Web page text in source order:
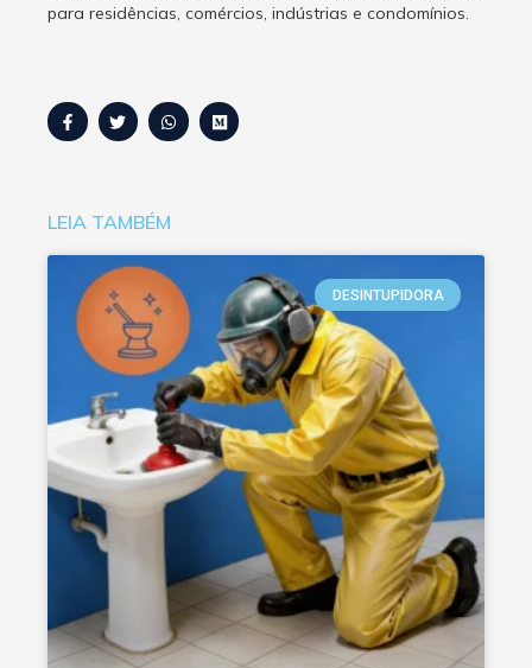
para residências, comércios, indústrias e condomínios.
LEIA TAMBÉM
DESINTUPIDORA